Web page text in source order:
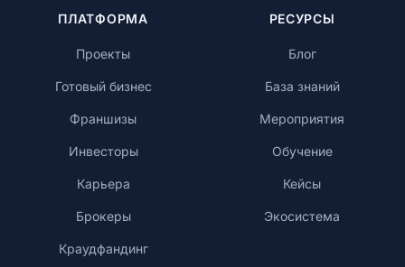
ПЛАТФОРМА
Проекты
Готовый бизнес
Франшизы
Инвесторы
Карьера
Брокеры
Краудфандинг
РЕСУРСЫ
Блог
База знаний
Мероприятия
Обучение
Кейсы
Экосистема